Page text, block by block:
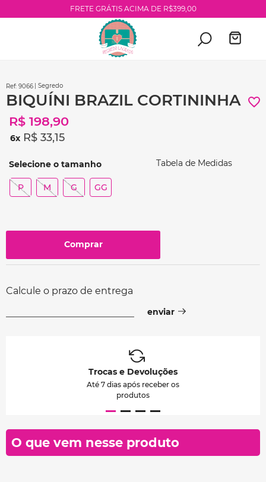
FRETE GRÁTIS ACIMA DE R$399,00
: 9066 | Segredo
BIQUÍNI BRAZIL CORTININHA
R$ 198,90
6 R$ 33,15
P M G GG
Tabela de Medidas
Comprar
Calcule o prazo de entrega
Trocas e Devoluções
Até 7 dias após receber os
produtos
O que vem nesse produto